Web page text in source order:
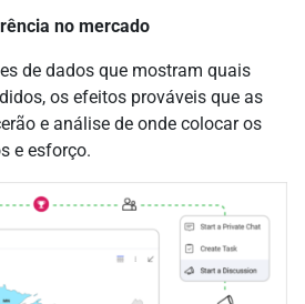
no mercado
de dados que mostram quais
os efeitos prováveis que as
e análise de onde colocar os
e esforço.